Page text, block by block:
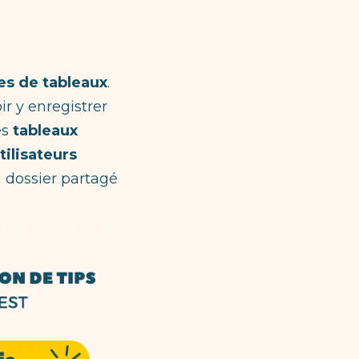
de tableaux.
y enregistrer
tableaux
dossier partagé